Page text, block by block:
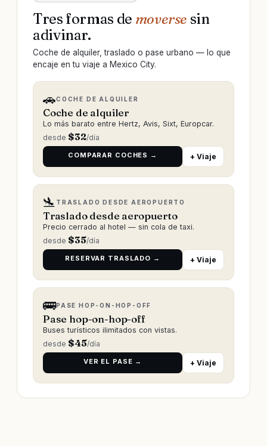
Tres formas de moverse sin
adivinar.
Coche de alquiler, traslado o pase urbano — lo que
encaje en tu viaje a Mexico City.
🚗COCHE DE ALQUILER
Coche de alquiler
Lo más barato entre Hertz, Avis, Sixt, Europcar.
desde $32/día
COMPARAR COCHES → + Viaje
🛬 TRASLADO DESDE AEROPUERTO
Traslado desde aeropuerto
Precio cerrado al hotel — sin cola de taxi.
desde $35/día
RESERVAR TRASLADO → + Viaje
🚌PASE HOP-ON-HOP-OFF
Pase hop-on-hop-off
Buses turísticos ilimitados con vistas.
desde $45/día
VER EL PASE → + Viaje